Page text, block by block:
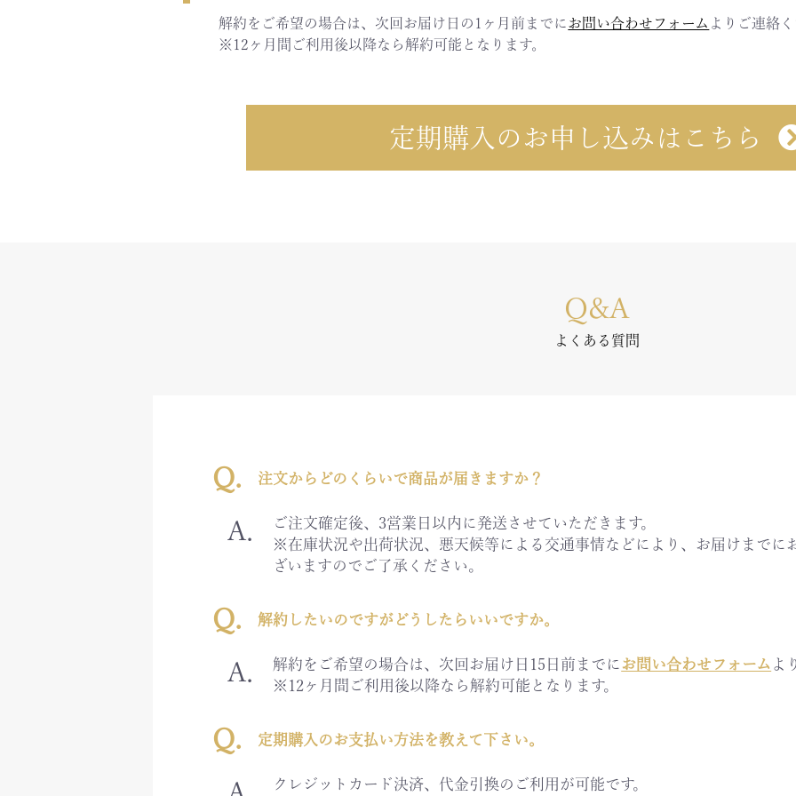
解約をご希望の場合は、次回お届け日の1ヶ月前までに お問い合わせフォーム よりご連絡
※12ヶ月間ご利用後以降なら解約可能となります。
定期購入のお申し込みはこちら
Q&A
よくある質問
注文からどのくらいで商品が届きますか？
ご注文確定後、3営業日以内に発送させていただきます。
※在庫状況や出荷状況、悪天候等による交通事情などにより、お届けまでに
ざいますのでご了承ください。
解約したいのですがどうしたらいいですか。
解約をご希望の場合は、次回お届け日15日前までに お問い合わせフォーム よ
※12ヶ月間ご利用後以降なら解約可能となります。
定期購入のお支払い方法を教えて下さい。
クレジットカード決済、代金引換のご利用が可能です。